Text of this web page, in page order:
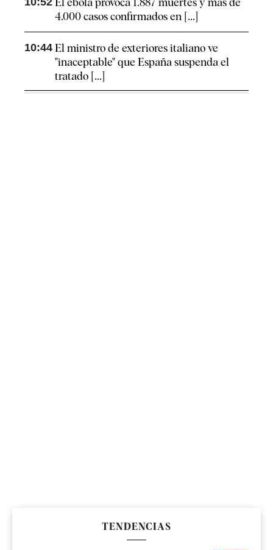
4.000 casos confirmados en [...]
10:44 El ministro de exteriores italiano ve
"inaceptable" que España suspenda el
tratado [...]
TENDENCIAS